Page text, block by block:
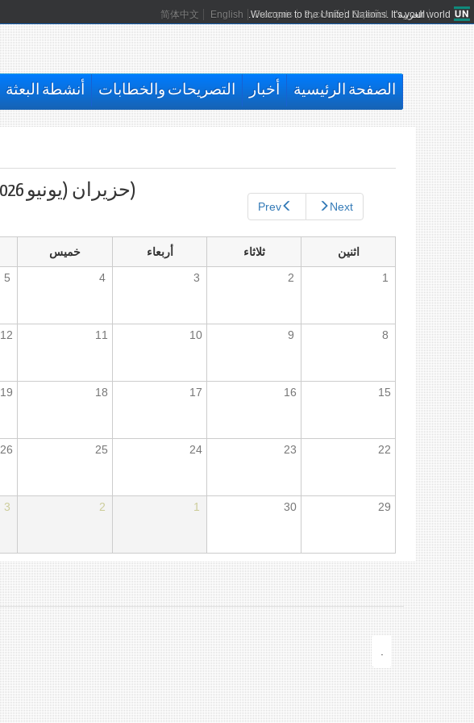
Welcome to the United Nations. It's your world.
العربية 简体中文 English Français Русский Español
الصفحة الرئيسية أخبار التصريحات والخطابات أنشطة البعثة
الأساسية
Prev Next
(حزيران (يونيو 2026
اثنين ثلاثاء أربعاء خميس
1
2
3
4
5
8
9
10
11
12
15
16
17
18
19
22
23
24
25
26
29
30
1
2
3